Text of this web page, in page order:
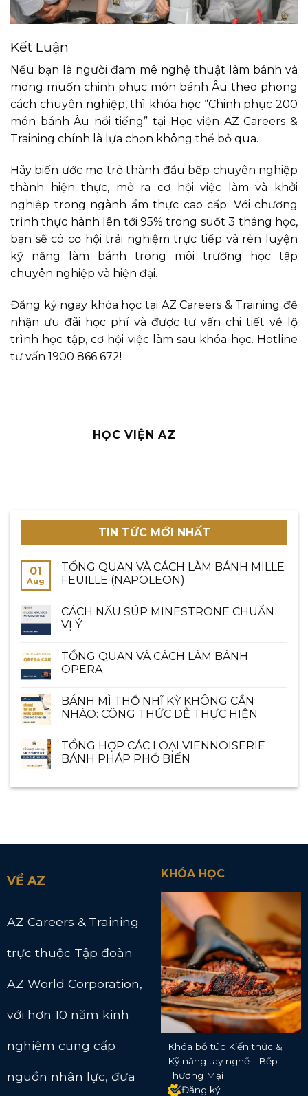
Kết Luận
Nếu bạn là người đam mê nghệ thuật làm bánh và
mong muốn chinh phục món bánh Âu theo phong
cách chuyên nghiệp, thì khóa học “Chinh phục 200
món bánh Âu nổi tiếng” tại Học viện AZ Careers &
Training chính là lựa chọn không thể bỏ qua.
Hãy biến ước mơ trở thành đầu bếp chuyên nghiệp
thành hiện thực, mở ra cơ hội việc làm và khởi
nghiệp trong ngành ẩm thực cao cấp. Với chương
trình thực hành lên tới 95% trong suốt 3 tháng học,
bạn sẽ có cơ hội trải nghiệm trực tiếp và rèn luyện
kỹ năng làm bánh trong môi trường học tập
chuyên nghiệp và hiện đại.
Đăng ký ngay khóa học tại AZ Careers & Training để
nhận ưu đãi học phí và được tư vấn chi tiết về lộ
trình học tập, cơ hội việc làm sau khóa học. Hotline
tư vấn 1900 866 672!
HỌC VIỆN AZ
TIN TỨC MỚI NHẤT
01
Aug
TỔNG QUAN VÀ CÁCH LÀM BÁNH MILLE
FEUILLE (NAPOLEON)
CÁCH NẤU SÚP MINESTRONE CHUẨN
VỊ Ý
TỔNG QUAN VÀ CÁCH LÀM BÁNH
OPERA
BÁNH MÌ THỔ NHĨ KỲ KHÔNG CẦN
NHÀO: CÔNG THỨC DỄ THỰC HIỆN
TỔNG HỢP CÁC LOẠI VIENNOISERIE
BÁNH PHÁP PHỔ BIẾN
VỀ AZ
AZ Careers & Training
trực thuộc Tập đoàn
AZ World Corporation,
với hơn 10 năm kinh
nghiệm cung cấp
nguồn nhân lực, đưa
KHÓA HỌC
Khóa bổ túc Kiến thức &
Kỹ năng tay nghề - Bếp
Thương Mại
Đăng ký